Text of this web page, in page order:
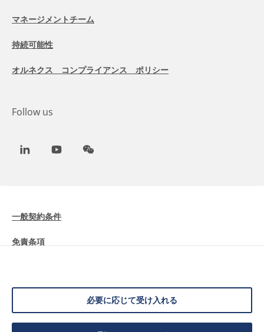
必要に応じて受け入れる
マネージメントチーム
持続可能性
オルネクス コンプライアンス ポリシー
Follow us
LinkedInYoutubeWeChat
一般契約条件
免責条項
データ保護